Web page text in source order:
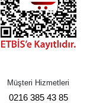
Müşteri Hizmetleri
0216 385 43 85